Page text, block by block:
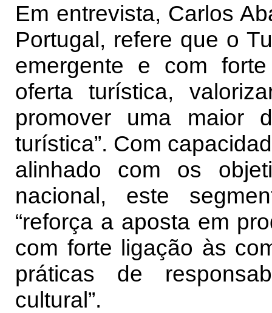
Em entrevista, Carlos
Portugal, refere que o
emergente e com
oferta turística,
promover uma maior
turística”. Com
alinhado com os
nacional, este
“reforça a aposta em
com forte ligação às
práticas de
cultural”.